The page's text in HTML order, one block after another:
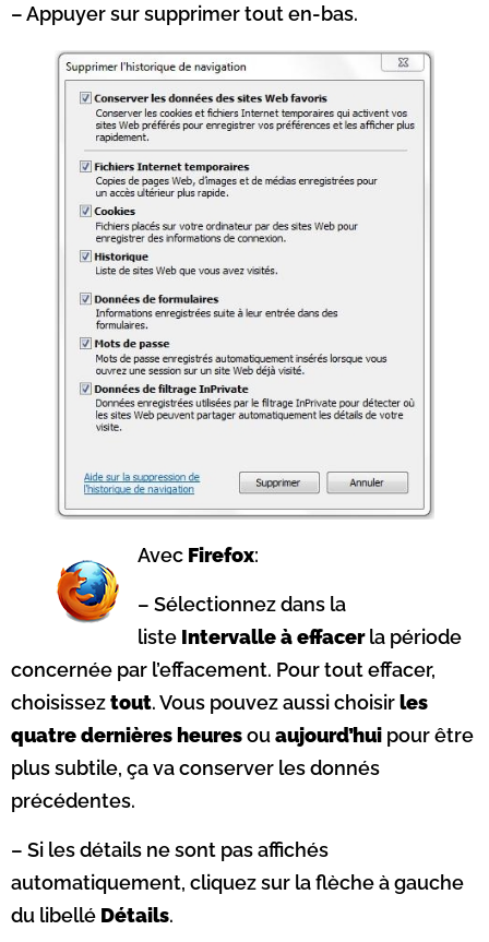
– Appuyer sur supprimer tout en-bas.
Avec Firefox:
– Sélectionnez dans la
liste Intervalle à effacerla période
concernée par l’effacement. Pour tout effacer,
choisisseztout. Vous pouvez aussi choisirles
quatre dernières heuresouaujourd’hui pour être
plus subtile, ça va conserver les donnés
précédentes.
– Si les détails ne sont pas affichés
automatiquement, cliquez sur la flèche à gauche
du libellé Détails.